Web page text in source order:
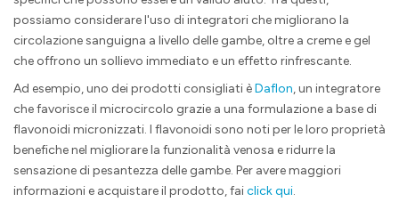
possiamo considerare l'uso di integratori che migliorano la
circolazione sanguigna a livello delle gambe, oltre a creme e gel
che offrono un sollievo immediato e un effetto rinfrescante.
Ad esempio, uno dei prodotti consigliati èDaflon, un integratore
che favorisce il microcircolo grazie a una formulazione a base di
flavonoidi micronizzati. I flavonoidi sono noti per le loro proprietà
benefiche nel migliorare la funzionalità venosa e ridurre la
sensazione di pesantezza delle gambe. Per avere maggiori
informazioni e acquistare il prodotto, faiclick qui.